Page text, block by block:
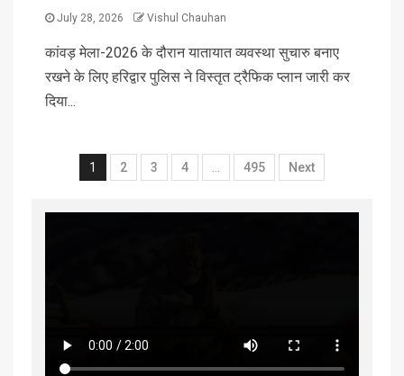
July 28, 2026 Vishul Chauhan
कांवड़ मेला-2026 के दौरान यातायात व्यवस्था सुचारु बनाए
रखने के लिए हरिद्वार पुलिस ने विस्तृत ट्रैफिक प्लान जारी कर
दिया...
1 2 3 4 495 Next